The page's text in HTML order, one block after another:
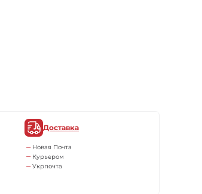
Доставка
Новая Почта
Курьером
Укрпочта